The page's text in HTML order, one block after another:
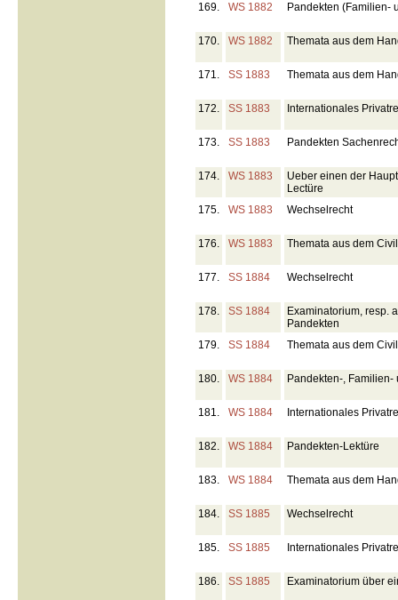
169. WS 1882 Pandekten (Familien-
170. WS 1882 Themata aus dem
171. SS 1883 Themata aus dem
172. SS 1883 Internationales
173. SS 1883 Pandekten
174. WS 1883
Ueber einen der
Lectüre
175.
WS 1883 Wechselrecht
176. WS 1883 Themata aus dem
177. SS 1884 Wechselrecht
178. SS 1884
Examinatorium, resp.
Pandekten
179.
SS 1884 Themata aus dem
180. WS 1884 Pandekten-,
181. WS 1884 Internationales
182. WS 1884 Pandekten-Lektüre
183. WS 1884 Themata aus dem
184. SS 1885 Wechselrecht
185. SS 1885 Internationales
186. SS 1885 Examinatorium über